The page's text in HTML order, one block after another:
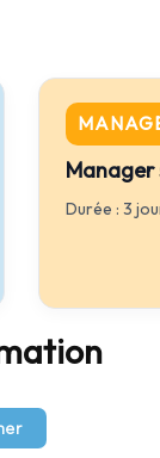
Manager
Durée : 3